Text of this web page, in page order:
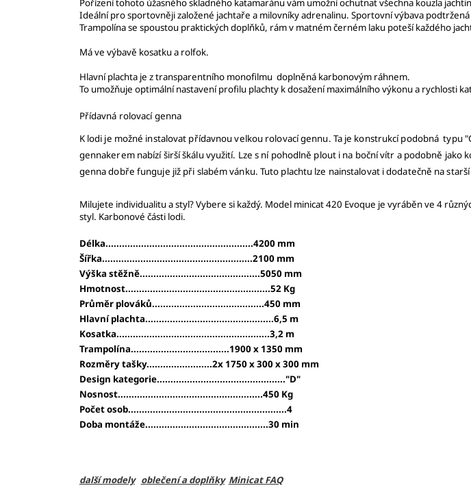
Pořízení tohoto úžasného skladného katamaránu vám umožní ochutnat všechna kouzla
Ideální pro sportovněji založené jachtaře a milovníky adrenalinu. Sportovní výbava
Trampolína se spoustou praktických doplňků, rám v matném černém laku poteší každého
Má ve výbavě kosatku a rolfok.
Hlavní plachta je z transparentního monofilmu doplněná karbonovým ráhnem.
To umožňuje optimální nastavení profilu plachty k dosažení maximálního výkonu a rychlosti
Přídavná rolovací genna
K lodi je možné instalovat přídavnou velkou rolovací gennu. Ta je konstrukcí podobná typu
gennakerem nabízí širší škálu využití. Lze s ní pohodlně plout i na boční vítr a podobně
genna dobře funguje již při slabém vánku. Tuto plachtu lze nainstalovat i dodatečně na
Milujete individualitu a styl? Vybere si každý. Model minicat 420 Evoque je vyráběn ve 4
styl. Karbonové části lodi.
Délka......................................................4200 mm
Šířka.......................................................2100 mm
Výška stěžně............................................5050 mm
Hmotnost.....................................................52 Kg
Průměr plováků.........................................450 mm
Hlavní plachta...............................................6,5 m
Kosatka........................................................3,2 m
Trampolína....................................1900 x 1350 mm
Rozměry tašky........................2x 1750 x 300 x 300 mm
Design kategorie..............................................."D"
Nosnost.....................................................450 Kg
Počet osob..........................................................4
Doba montáže.............................................30 min
další modely oblečení a doplňky Minicat FAQ